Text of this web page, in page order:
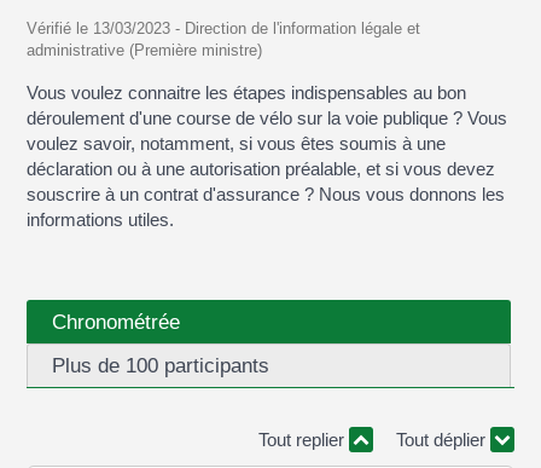
Vérifié le 13/03/2023 - Direction de l'information légale et
administrative (Première ministre)
Vous voulez connaitre les étapes indispensables au bon
déroulement d'une course de vélo sur la voie publique ? Vous
voulez savoir, notamment, si vous êtes soumis à une
déclaration ou à une autorisation préalable, et si vous devez
souscrire à un contrat d'assurance ? Nous vous donnons les
informations utiles.
Chronométrée
Plus de 100 participants
Tout replier Tout déplier